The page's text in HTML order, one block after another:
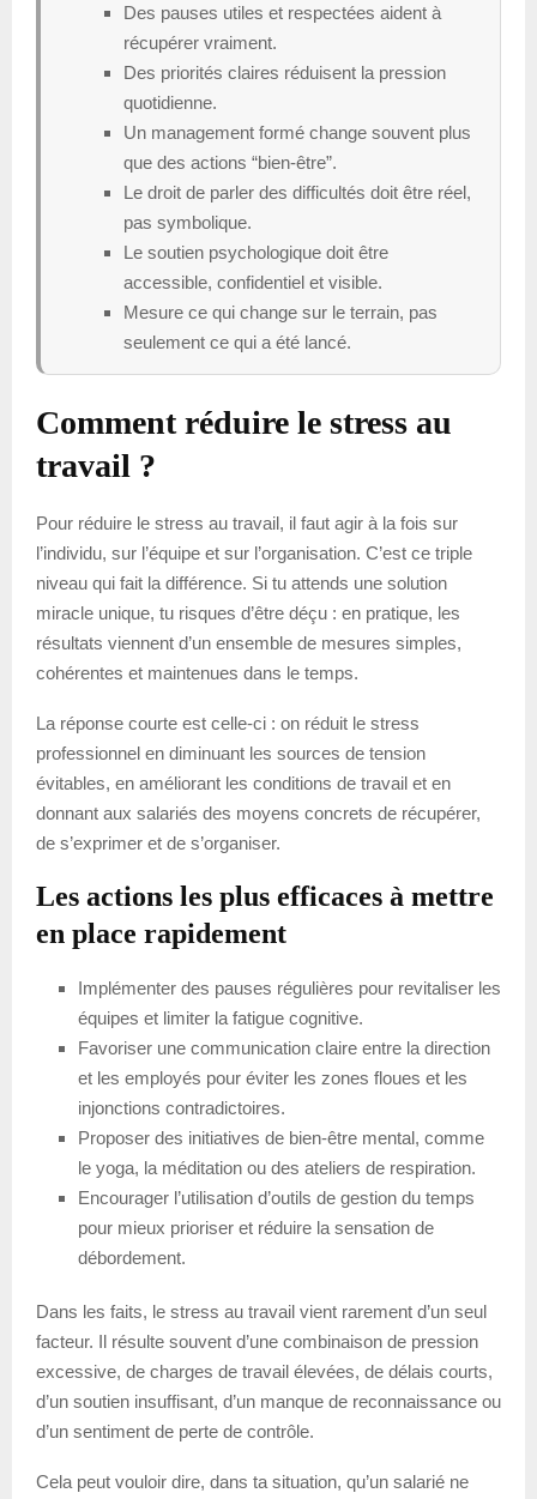
Des pauses utiles et respectées aident à
récupérer vraiment.
Des priorités claires réduisent la pression
quotidienne.
Un management formé change souvent plus
que des actions “bien-être”.
Le droit de parler des difficultés doit être réel,
pas symbolique.
Le soutien psychologique doit être
accessible, confidentiel et visible.
Mesure ce qui change sur le terrain, pas
seulement ce qui a été lancé.
Comment réduire le stress au
travail ?
Pour réduire le stress au travail, il faut agir à la fois sur
l’individu, sur l’équipe et sur l’organisation. C’est ce triple
niveau qui fait la différence. Si tu attends une solution
miracle unique, tu risques d’être déçu : en pratique, les
résultats viennent d’un ensemble de mesures simples,
cohérentes et maintenues dans le temps.
La réponse courte est celle-ci : on réduit le stress
professionnel en diminuant les sources de tension
évitables, en améliorant les conditions de travail et en
donnant aux salariés des moyens concrets de récupérer,
de s’exprimer et de s’organiser.
Les actions les plus efficaces à mettre
en place rapidement
Implémenter des pauses régulières pour revitaliser les
équipes et limiter la fatigue cognitive.
Favoriser une communication claire entre la direction
et les employés pour éviter les zones floues et les
injonctions contradictoires.
Proposer des initiatives de bien-être mental, comme
le yoga, la méditation ou des ateliers de respiration.
Encourager l’utilisation d’outils de gestion du temps
pour mieux prioriser et réduire la sensation de
débordement.
Dans les faits, le stress au travail vient rarement d’un seul
facteur. Il résulte souvent d’une combinaison de pression
excessive, de charges de travail élevées, de délais courts,
d’un soutien insuffisant, d’un manque de reconnaissance ou
d’un sentiment de perte de contrôle.
Cela peut vouloir dire, dans ta situation, qu’un salarié ne